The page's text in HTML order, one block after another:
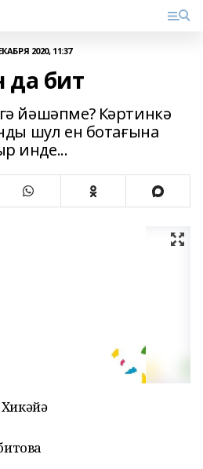
2020, 11:37
да бит
йәшәпме? Кәртинкә
шул ен ботағына
инде...